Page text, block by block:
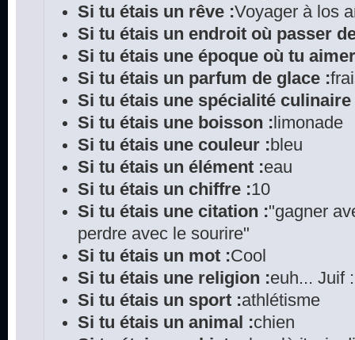
Si tu étais un rêve :Voyager à los
Si tu étais un endroit où passer
Si tu étais une époque où tu
Si tu étais un parfum de glace :
Si tu étais une spécialité culinaire
Si tu étais une boisson : limonade
Si tu étais une couleur :bleu
Si tu étais un élément :eau
Si tu étais un chiffre :10
Si tu étais une citation :"gagner
perdre avec le sourire"
Si tu étais un mot :Cool
Si tu étais une religion :euh... Juif
Si tu étais un sport :athlétisme
Si tu étais un animal :chien